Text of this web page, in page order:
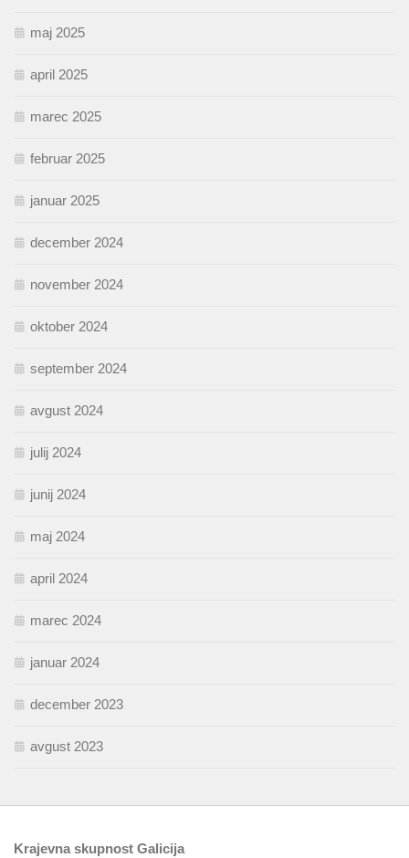
maj 2025
april 2025
marec 2025
februar 2025
januar 2025
december 2024
november 2024
oktober 2024
september 2024
avgust 2024
julij 2024
junij 2024
maj 2024
april 2024
marec 2024
januar 2024
december 2023
avgust 2023
Krajevna skupnost Galicija